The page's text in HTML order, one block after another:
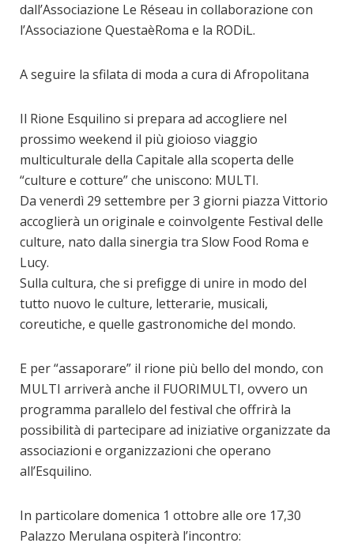
dall’Associazione Le Réseau in collaborazione con
l’Associazione QuestaèRoma e la RODiL.
A seguire la sfilata di moda a cura di Afropolitana
Il Rione Esquilino si prepara ad accogliere nel
prossimo weekend il più gioioso viaggio
multiculturale della Capitale alla scoperta delle
“culture e cotture” che uniscono: MULTI.
Da venerdì 29 settembre per 3 giorni piazza Vittorio
accoglierà un originale e coinvolgente Festival delle
culture, nato dalla sinergia tra Slow Food Roma e
Lucy.
Sulla cultura, che si prefigge di unire in modo del
tutto nuovo le culture, letterarie, musicali,
coreutiche, e quelle gastronomiche del mondo.
E per “assaporare” il rione più bello del mondo, con
MULTI arriverà anche il FUORIMULTI, ovvero un
programma parallelo del festival che offrirà la
possibilità di partecipare ad iniziative organizzate da
associazioni e organizzazioni che operano
all’Esquilino.
In particolare domenica 1 ottobre alle ore 17,30
Palazzo Merulana ospiterà l’incontro: